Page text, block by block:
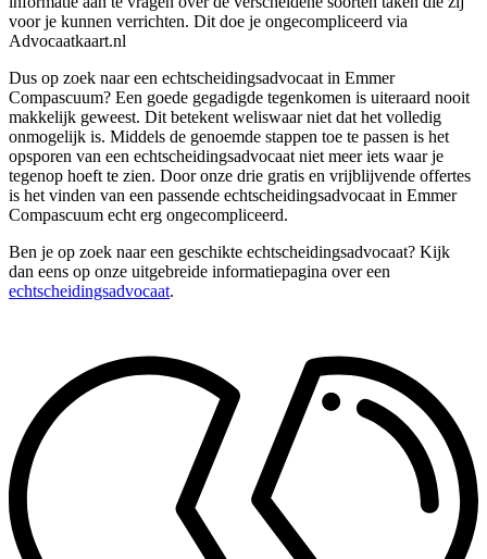
voor je kunnen verrichten. Dit doe je ongecompliceerd via
Advocaatkaart.nl
Dus op zoek naar een echtscheidingsadvocaat in Emmer
Compascuum? Een goede gegadigde tegenkomen is uiteraard nooit
makkelijk geweest. Dit betekent weliswaar niet dat het volledig
onmogelijk is. Middels de genoemde stappen toe te passen is het
opsporen van een echtscheidingsadvocaat niet meer iets waar je
tegenop hoeft te zien. Door onze drie gratis en vrijblijvende offertes
is het vinden van een passende echtscheidingsadvocaat in Emmer
Compascuum echt erg ongecompliceerd.
Ben je op zoek naar een geschikte echtscheidingsadvocaat? Kijk
dan eens op onze uitgebreide informatiepagina over een
echtscheidingsadvocaat.